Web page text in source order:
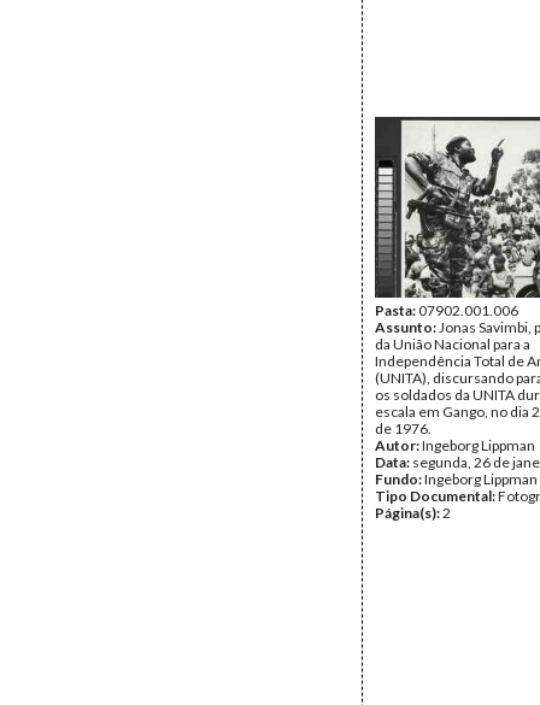
Pasta:07902.001.006
Assunto:Jonas Savimbi,
da União Nacional para a
Independência Total de
(UNITA), discursando
os soldados da UNITA
escala em Gango, no dia
de 1976.
Autor:Ingeborg Lippman
Data: segunda, 26 de
Fundo:Ingeborg Lippman
Tipo Documental:
Página(s):2